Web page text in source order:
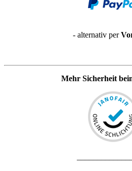
- alternativ per
Mehr Sicherheit